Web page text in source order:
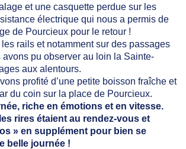
et une casquette perdue sur les
électrique qui nous a permis de
de Pourcieux pour le retour !
les rails et notamment sur des passages
pu observer au loin la Sainte-
aux alentours.
profité d’une petite boisson fraîche et
du coin sur la place de Pourcieux.
riche en émotions et en vitesse.
rires étaient au rendez-vous et
» en supplément pour bien se
belle journée !